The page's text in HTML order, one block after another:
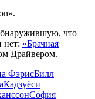
что
нет: «Брачная
Драйвером.
ФэрисБилл
Кадзуёси
София